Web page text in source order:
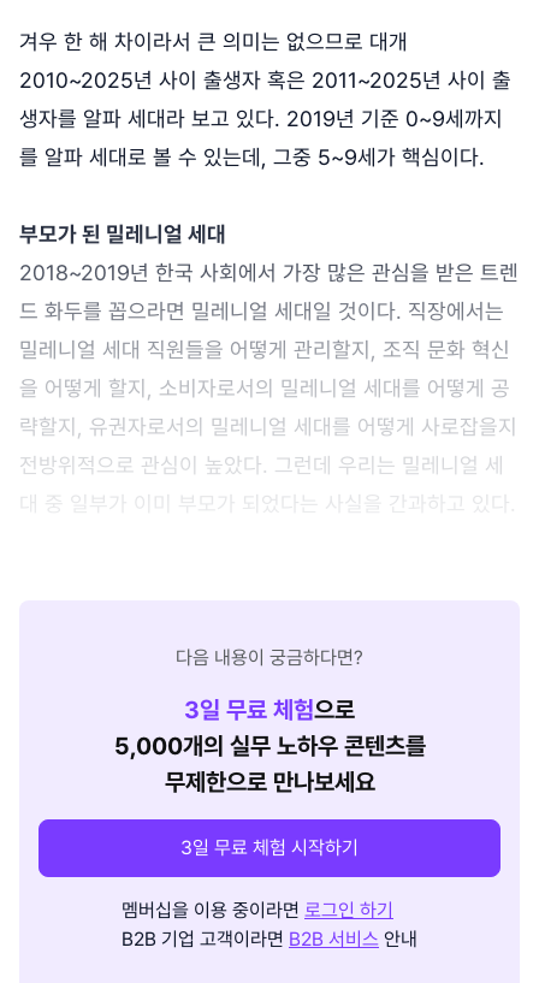
겨우 한 해 차이라서 큰 의미는 없으므로 대개
2010~2025년 사이 출생자 혹은 2011~2025년 사이 출
생자를 알파 세대라 보고 있다. 2019년 기준 0~9세까지
를 알파 세대로 볼 수 있는데, 그중 5~9세가 핵심이다.
부모가 된 밀레니얼 세대
2018~2019년 한국 사회에서 가장 많은 관심을 받은 트렌
드 화두를 꼽으라면 밀레니얼 세대일 것이다. 직장에서는
밀레니얼 세대 직원들을 어떻게 관리할지, 조직 문화 혁신
을 어떻게 할지, 소비자로서의 밀레니얼 세대를 어떻게 공
략할지, 유권자로서의 밀레니얼 세대를 어떻게 사로잡을지
전방위적으로 관심이 높았다. 그런데 우리는 밀레니얼 세
대 중 일부가 이미 부모가 되었다는 사실을 간과하고 있다.
다음 내용이 궁금하다면?
3일 무료 체험으로
5,000개의 실무 노하우 콘텐츠를
무제한으로 만나보세요
3일 무료 체험 시작하기
멤버십을 이용 중이라면 로그인 하기
B2B 기업 고객이라면 B2B 서비스 안내